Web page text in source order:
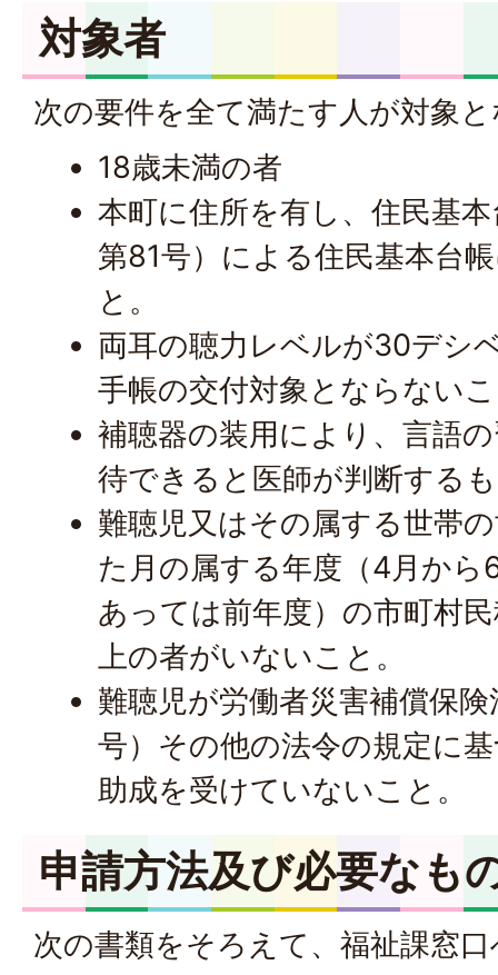
対象者
次の要件を全て満たす人が対象
18歳未満の者
本町に住所を有し、住民基
第81号）による住民基本台
と。
両耳の聴力レベルが30デシ
手帳の交付対象とならない
補聴器の装用により、言語
待できると医師が判断する
難聴児又はその属する世帯
た月の属する年度（4月か
あっては前年度）の市町村
上の者がいないこと。
難聴児が労働者災害補償保
号）その他の法令の規定に
助成を受けていないこと。
申請方法及び必要なも
次の書類をそろえて、福祉課窓